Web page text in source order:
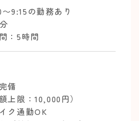
9:15の勤務あり
：5時間
備
上限：10,000円）
ク通勤OK